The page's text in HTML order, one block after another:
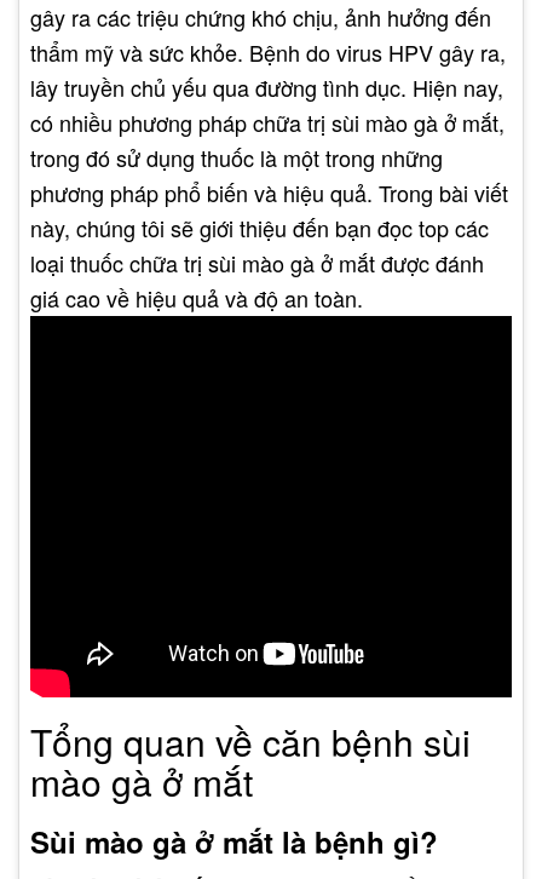
gây ra các triệu chứng khó chịu, ảnh hưởng đến
thẩm mỹ và sức khỏe. Bệnh do virus HPV gây ra,
lây truyền chủ yếu qua đường tình dục. Hiện nay,
có nhiều phương pháp chữa trị sùi mào gà ở mắt,
trong đó sử dụng thuốc là một trong những
phương pháp phổ biến và hiệu quả. Trong bài viết
này, chúng tôi sẽ giới thiệu đến bạn đọc top các
loại thuốc chữa trị sùi mào gà ở mắt được đánh
giá cao về hiệu quả và độ an toàn.
Tổng quan về căn bệnh sùi
mào gà ở mắt
Sùi mào gà ở mắt là bệnh gì?